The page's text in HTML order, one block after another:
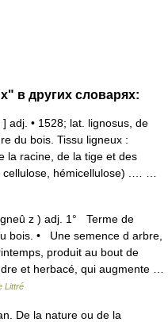
в других словарях:
adj. • 1528; lat. lignosus, de
du bois. Tissu ligneux :
la racine, de la tige et des
cellulose, hémicellulose) .… …
z ) adj. 1° Terme de
bois. • Une semence d arbre,
produit au bout de
et herbacé, qui augmente …
Littré
De la nature ou de la